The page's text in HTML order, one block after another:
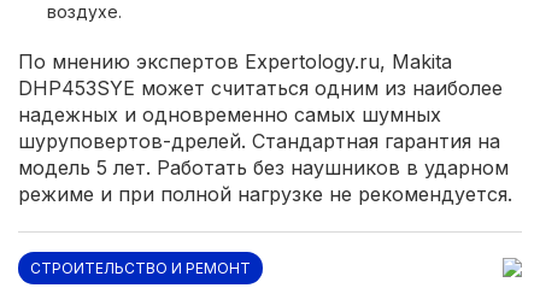
воздухе.
По мнению экспертов Expertology.ru, Makita
DHP453SYE может считаться одним из наиболее
надежных и одновременно самых шумных
шуруповертов-дрелей. Стандартная гарантия на
модель 5 лет. Работать без наушников в ударном
режиме и при полной нагрузке не рекомендуется.
СТРОИТЕЛЬСТВО И РЕМОНТ